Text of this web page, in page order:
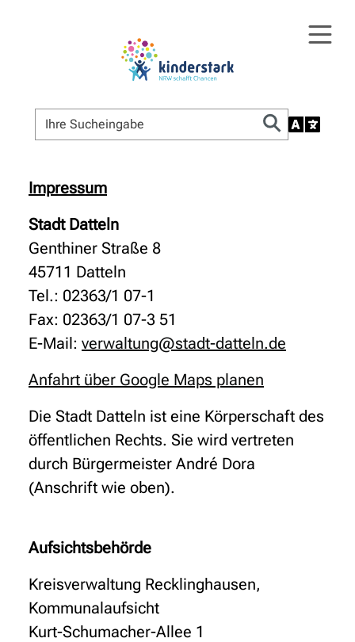
Impressum
Stadt Datteln
Genthiner Straße 8
45711 Datteln
Tel.: 02363/1 07-1
Fax: 02363/1 07-3 51
E-Mail: verwaltung@stadt-datteln.de
Anfahrt über Google Maps planen
Die Stadt Datteln ist eine Körperschaft des
öffentlichen Rechts. Sie wird vertreten
durch Bürgermeister André Dora
(Anschrift wie oben).
Aufsichtsbehörde
Kreisverwaltung Recklinghausen,
Kommunalaufsicht
Kurt-Schumacher-Allee 1